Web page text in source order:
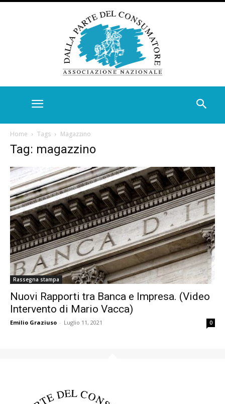
Home Tags Magazzino
Tag: magazzino
Rassegna stampa
Nuovi Rapporti tra Banca e Impresa. (Video
Intervento di Mario Vacca)
Emilio Graziuso - Luglio 11, 2021 0